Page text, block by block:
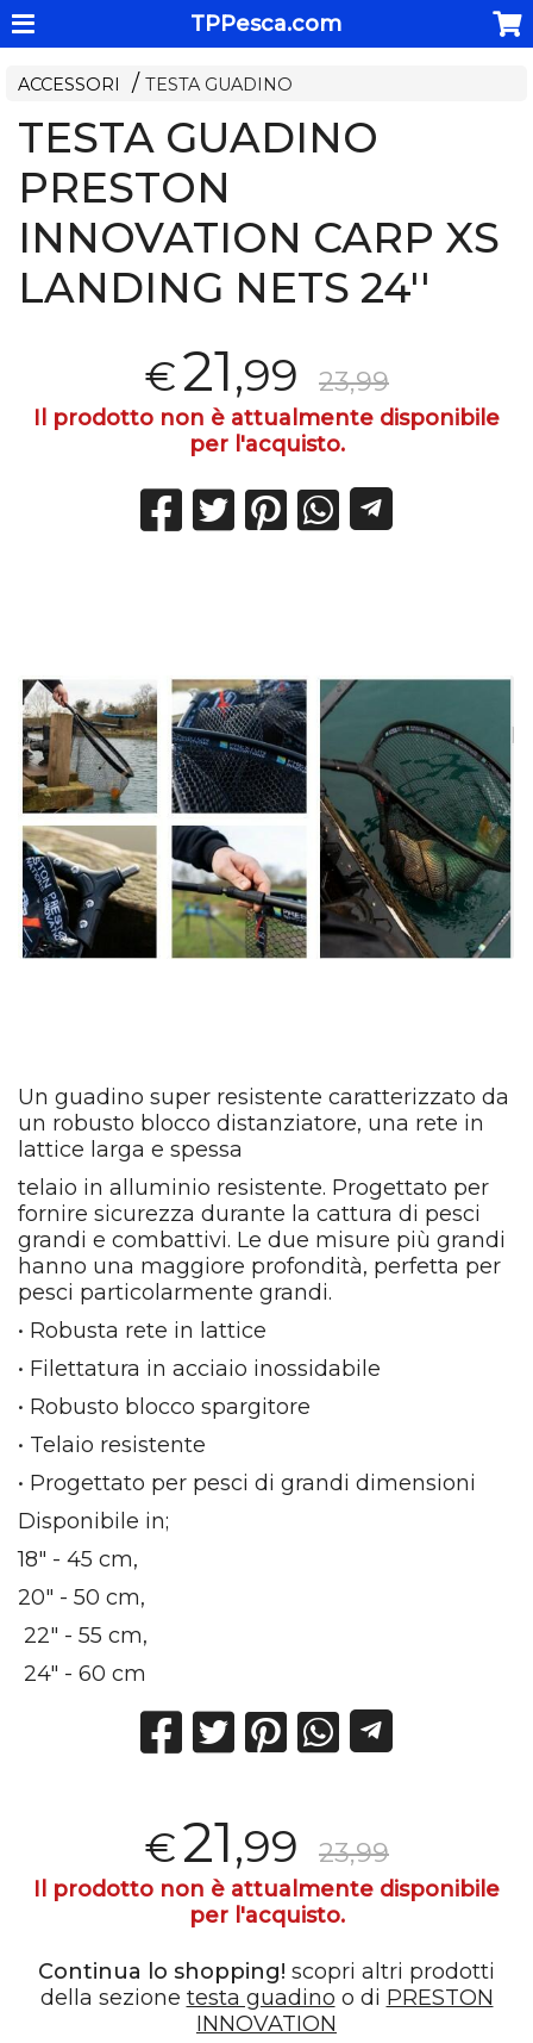
TPPesca.com
ACCESSORI TESTA GUADINO
TESTA GUADINO
PRESTON
INNOVATION CARP XS
LANDING NETS 24''
€21,99 23,99
Il prodotto non è attualmente disponibile
per l'acquisto.
Un guadino super resistente caratterizzato da
un robusto blocco distanziatore, una rete in
lattice larga e spessa
telaio in alluminio resistente. Progettato per
fornire sicurezza durante la cattura di pesci
grandi e combattivi. Le due misure più grandi
hanno una maggiore profondità, perfetta per
pesci particolarmente grandi.
• Robusta rete in lattice
• Filettatura in acciaio inossidabile
• Robusto blocco spargitore
• Telaio resistente
• Progettato per pesci di grandi dimensioni
Disponibile in;
18" - 45 cm,
20" - 50 cm,
22" - 55 cm,
24" - 60 cm
€21,99 23,99
Il prodotto non è attualmente disponibile
per l'acquisto.
Continua lo shopping! scopri altri prodotti
della sezione testa guadino o di PRESTON
INNOVATION